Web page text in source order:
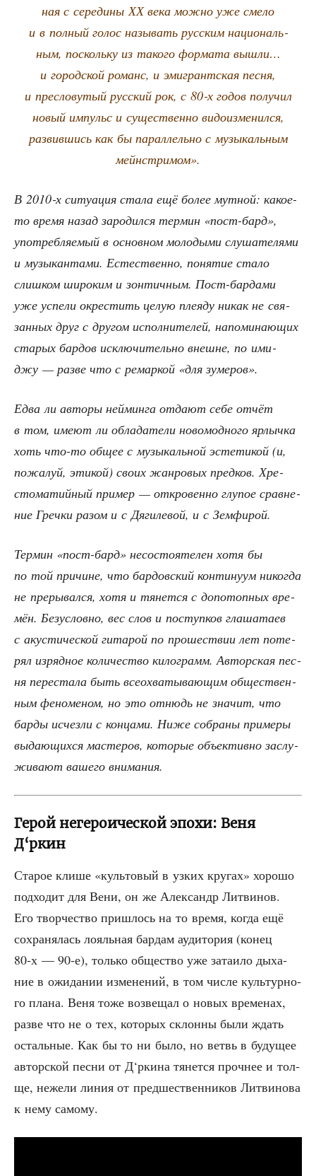
ная с сере­ди­ны ХХ века мож­но уже сме­ло
и в пол­ный голос назы­вать рус­ским наци­о­наль­
ным, посколь­ку из тако­го фор­ма­та вышли…
и город­ской романс, и эми­грант­ская пес­ня,
и пре­сло­ву­тый рус­ский рок, с 80‑х годов полу­чил
новый импульс и суще­ствен­но видо­из­ме­нил­ся,
раз­вив­шись как бы парал­лель­но с музы­каль­ным
мейнстримом».
В 2010‑х ситу­а­ция ста­ла ещё более мут­ной: какое-
то вре­мя назад заро­дил­ся тер­мин «пост-бард»,
упо­треб­ля­е­мый в основ­ном моло­ды­ми слу­ша­те­ля­ми
и музы­кан­та­ми. Есте­ствен­но, поня­тие ста­ло
слиш­ком широ­ким и зон­тич­ным. Пост-бар­да­ми
уже успе­ли окре­стить целую пле­я­ду никак не свя­
зан­ных друг с дру­гом испол­ни­те­лей, напо­ми­на­ю­щих
ста­рых бар­дов исклю­чи­тель­но внешне, по ими­
джу — раз­ве что с ремар­кой «для зумеров».
Едва ли авто­ры ней­мин­га отда­ют себе отчёт
в том, име­ют ли обла­да­те­ли ново­мод­но­го ярлыч­ка
хоть что-то общее с музы­каль­ной эсте­ти­кой (и,
пожа­луй, эти­кой) сво­их жан­ро­вых пред­ков. Хре­
сто­ма­тий­ный при­мер — откро­вен­но глу­пое срав­не­
ние Греч­ки разом и с Дяги­ле­вой, и с Земфирой.
Тер­мин «пост-бард» несо­сто­я­те­лен хотя бы
по той при­чине, что бар­дов­ский кон­ти­ну­ум нико­гда
не пре­ры­вал­ся, хотя и тянет­ся с допо­топ­ных вре­
мён. Без­услов­но, вес слов и поступ­ков гла­ша­та­ев
с аку­сти­че­ской гита­рой по про­ше­ствии лет поте­
рял изряд­ное коли­че­ство кило­грамм. Автор­ская пес­
ня пере­ста­ла быть все­о­хва­ты­ва­ю­щим обще­ствен­
ным фено­ме­ном, но это отнюдь не зна­чит, что
бар­ды исчез­ли с кон­ца­ми. Ниже собра­ны при­ме­ры
выда­ю­щих­ся масте­ров, кото­рые объ­ек­тив­но заслу­
жи­ва­ют ваше­го внимания.
Герой негероической эпохи: Веня
Д‘ркин
Ста­рое кли­ше «куль­то­вый в узких кру­гах» хоро­шо
под­хо­дит для Вени, он же Алек­сандр Лит­ви­нов.
Его твор­че­ство при­шлось на то вре­мя, когда ещё
сохра­ня­лась лояль­ная бар­дам ауди­то­рия (конец
80‑х — 90‑е), толь­ко обще­ство уже зата­и­ло дыха­
ние в ожи­да­нии изме­не­ний, в том чис­ле куль­тур­но­
го пла­на. Веня тоже воз­ве­щал о новых вре­ме­нах,
раз­ве что не о тех, кото­рых склон­ны были ждать
осталь­ные. Как бы то ни было, но ветвь в буду­щее
автор­ской пес­ни от Д‘ркина тянет­ся проч­нее и тол­
ще, неже­ли линия от пред­ше­ствен­ни­ков Лит­ви­но­ва
к нему самому.